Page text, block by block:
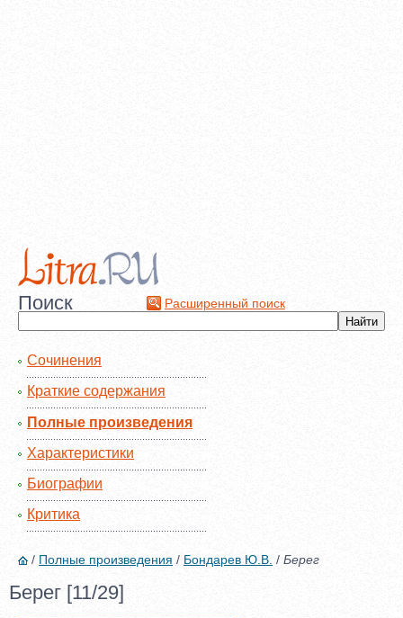
Поиск Расширенный поиск
Сочинения
Краткие содержания
Полные произведения
Характеристики
Биографии
Критика
/ Полные произведения / Бондарев Ю.В. / Берег
Берег [11/29]